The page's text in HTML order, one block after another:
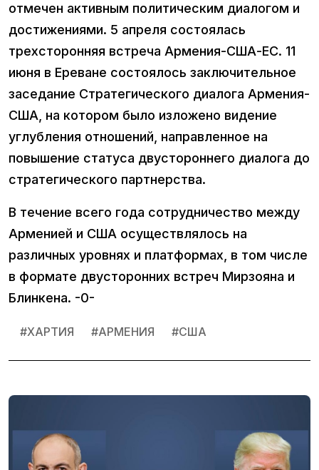
отмечен активным политическим диалогом и
достижениями. 5 апреля состоялась
трехсторонняя встреча Армения-США-ЕС. 11
июня в Ереване состоялось заключительное
заседание Стратегического диалога Армения-
США, на котором было изложено видение
углубления отношений, направленное на
повышение статуса двустороннего диалога до
стратегического партнерства.
В течение всего года сотрудничество между
Арменией и США осуществлялось на
различных уровнях и платформах, в том числе
в формате двусторонних встреч Мирзояна и
Блинкена. -0-
#ХАРТИЯ #АРМЕНИЯ #США